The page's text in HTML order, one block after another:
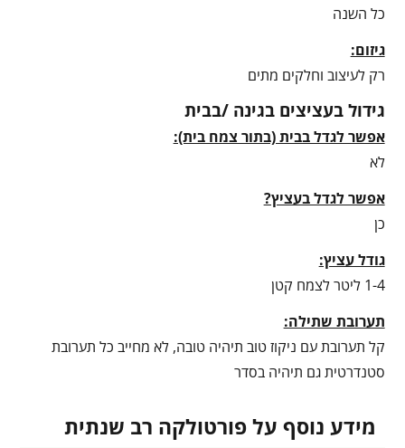
כל השנה
גיזום:
רק לעיצוב וחלקים מתים
גידול בעציצים בגינה /בבית
אפשר לגדל בבית (בתור צמח בית):
לא
אפשר לגדל בעציץ?
כן
גודל עציץ:
1-4 ליטר לצמח קטן
תערובת שתילה:
קל תערובת עם ניקוז טוב תיהיה טובה, לא מחייב כל תערובת
סטנדרטית גם תיהיה בסדר
מידע נוסף על פורטולקה רב שנתית